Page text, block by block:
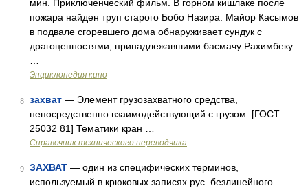
мин. Приключенческий фильм. В горном кишлаке после
пожара найден труп старого Бобо Назира. Майор Касымов
в подвале сгоревшего дома обнаруживает сундук с
драгоценностями, принадлежавшими басмачу Рахимбеку
Энциклопедия кино
8 захват — Элемент грузозахватного средства,
непосредственно взаимодействующий с грузом. [ГОСТ
25032 81] Тематики кран …
Справочник технического переводчика
9 ЗАХВАТ — один из специфических терминов,
используемый в крюковых записях рус. безлинейного